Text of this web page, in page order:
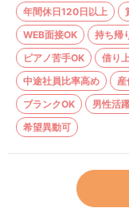
年間休日120日以上
WEB面接OK
持ち帰
ピアノ苦手OK
借り
中途社員比率高め
産
ブランクOK
男性活
希望異動可